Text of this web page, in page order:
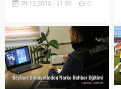
Halk Sağlığı Müdürlüğünün
bilinçlendirmek ve farkındalık
oluşturulması
istenilmektedir. Bu nedenle
Bayburt Halk Sağlığı
Müdürlüğü Bulaşıcı Olmayan
Hastalıklar, Programlar ve
09.12.2015 - 21:59 0